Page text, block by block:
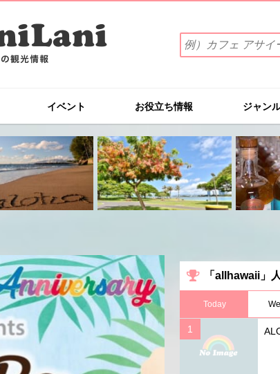
索
ワ
を
入
力
(例）
カ
フ
ェ
イ
ー
イベント お役立ち情報 ジャン
「allhawaii」
Today